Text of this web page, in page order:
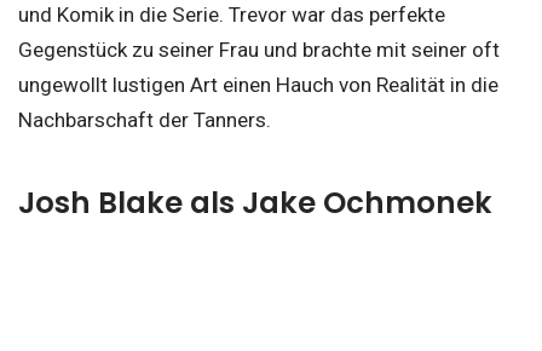
und Komik in die Serie. Trevor war das perfekte
Gegenstück zu seiner Frau und brachte mit seiner oft
ungewollt lustigen Art einen Hauch von Realität in die
Nachbarschaft der Tanners.
Josh Blake als Jake Ochmonek